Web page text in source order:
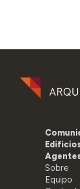
Sobre
Equipo